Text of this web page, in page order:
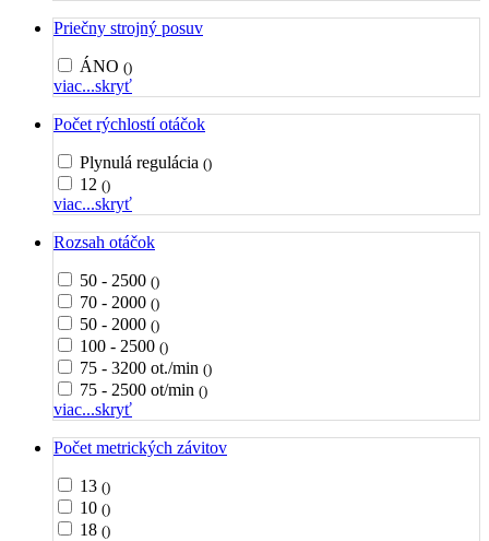
Priečny strojný posuv
ÁNO ()
viac...skryť
Počet rýchlostí otáčok
Plynulá regulácia ()
12 ()
viac...skryť
Rozsah otáčok
50 - 2500 ()
70 - 2000 ()
50 - 2000 ()
100 - 2500 ()
75 - 3200 ot./min ()
75 - 2500 ot/min ()
viac...skryť
Počet metrických závitov
13 ()
10 ()
18 ()